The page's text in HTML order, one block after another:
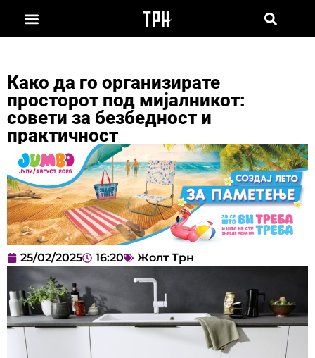
Како да го организирате
просторот под мијалникот:
совети за безбедност и
практичност
25/02/2025 16:20 Жолт Трн